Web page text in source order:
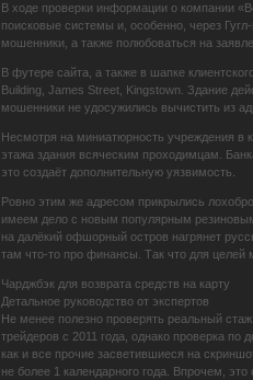
В ходе проверки информации о компании
поисковые системы и, особенно, через
мошенники, а также полюбоваться на
В футере сайта, а также в шапке
Building, James Street, Kingstown. Здание
мошенники не удосужились вычистить из
Несмотря на миниатюрность учреждения в
этажа здания всяческим проходимцам.
это создаёт дополнительную уязвимость.
Ровно этим же адресом прикрылись
имеем дело с новым популярным
на далёкий офшорный остров нагрянет
там что-то про финансы. Так что для целей
Чарджбэк для возврата средств на карту
Детальное руководство от экспертов
Не менее полезно проверять реальный
трейдеров с 2011 года, однако проверка
как и все прочие засветившиеся на
не более 1 календарного года. Впрочем,